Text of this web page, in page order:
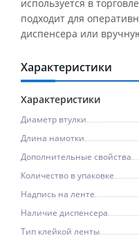
используется в
подходит для
диспенсера или
Характеристики
Характеристики
Диаметр втулки
Длина намотки
Дополнительные свойства
Количество в упаковке
Надпись на ленте
Наличие диспенсера
Тип клейкой ленты